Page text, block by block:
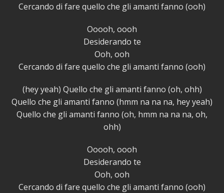
Cercando di fare quello che gli amanti fanno (ooh)
Ooooh, oooh
Desiderando te
Ooh, ooh
Cercando di fare quello che gli amanti fanno (ooh)
(hey yeah) Quello che gli amanti fanno (oh, ohh)
Quello che gli amanti fanno (hmm na na na, hey yeah)
Quello che gli amanti fanno (oh, hmm na na na, oh,
ohh)
Ooooh, oooh
Desiderando te
Ooh, ooh
Cercando di fare quello che gli amanti fanno (ooh)